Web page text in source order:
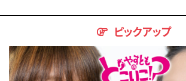
ピックアップ